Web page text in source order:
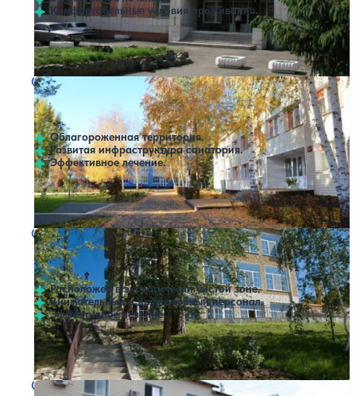
Комфортабельные условия проживания.
Профилей лечения:1
Санаторий Самородово
4.627 отзывов
Самородово
Облагороженная территория.
Развитая инфраструктура санатория.
Эффективное лечение.
Профилей лечения:6 Крытый бассейн
Нет цен или свободных мест на выбранные даты
Выбрать другой вариант
Санаторий Сосны
4.6110 отзывов
Партизанский
Расположен в экологически чистой зоне.
Внимательный и дружелюбный персонал.
Эффективное лечение.
Профилей лечения:3
Нет цен или свободных мест на выбранные даты
Выбрать другой вариант
Санаторий Соленые Озера